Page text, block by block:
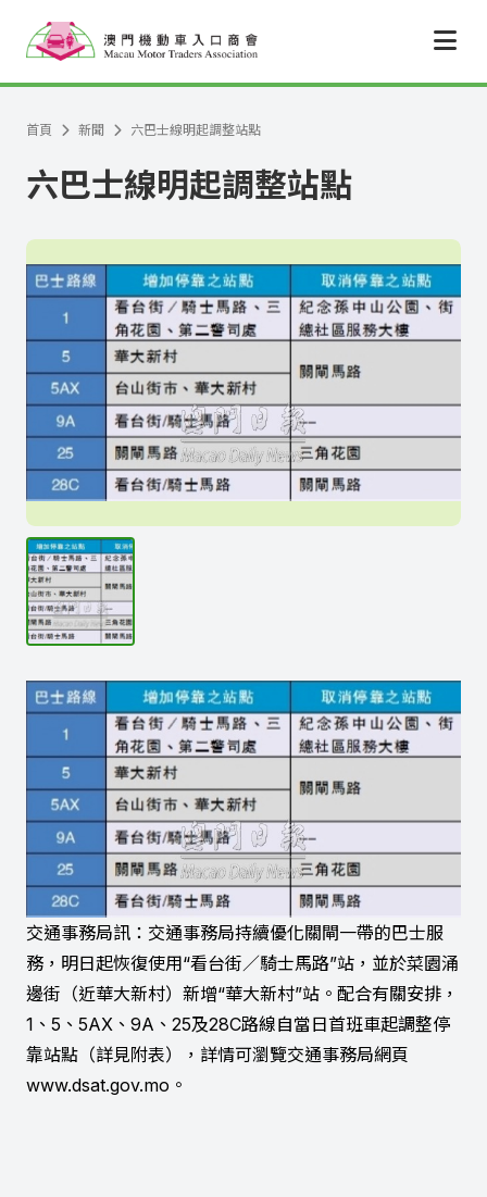
首頁 新聞 六巴士線明起調整站點
六巴士線明起調整站點
交通事務局訊：交通事務局持續優化關閘一帶的巴士服
務，明日起恢復使用“看台街／騎士馬路”站，並於菜園涌
邊街（近華大新村）新增“華大新村”站。配合有關安排，
1、5、5AX、9A、25及28C路線自當日首班車起調整停
靠站點（詳見附表），詳情可瀏覽交通事務局網頁
www.dsat.gov.mo。